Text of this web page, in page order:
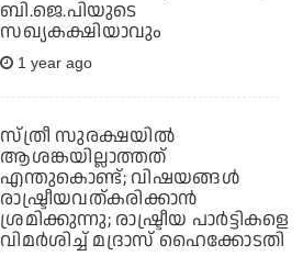
ബി.ജെ.പിയുടെ
സഖ്യകക്ഷിയാവും
1 year ago
സ്ത്രീ സുരക്ഷയില്‍
ആശങ്കയില്ലാത്തത്
എന്തുകൊണ്ട്; വിഷയങ്ങള്‍
രാഷ്ട്രീയവത്കരിക്കാന്‍
ശ്രമിക്കുന്നു; രാഷ്ട്രീയ പാര്‍ട്ടികളെ
വിമര്‍ശിച്ച് മദ്രാസ് ഹൈക്കോടതി